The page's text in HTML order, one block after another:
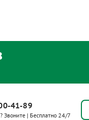
41-89
Звоните | Бесплатно 24/7